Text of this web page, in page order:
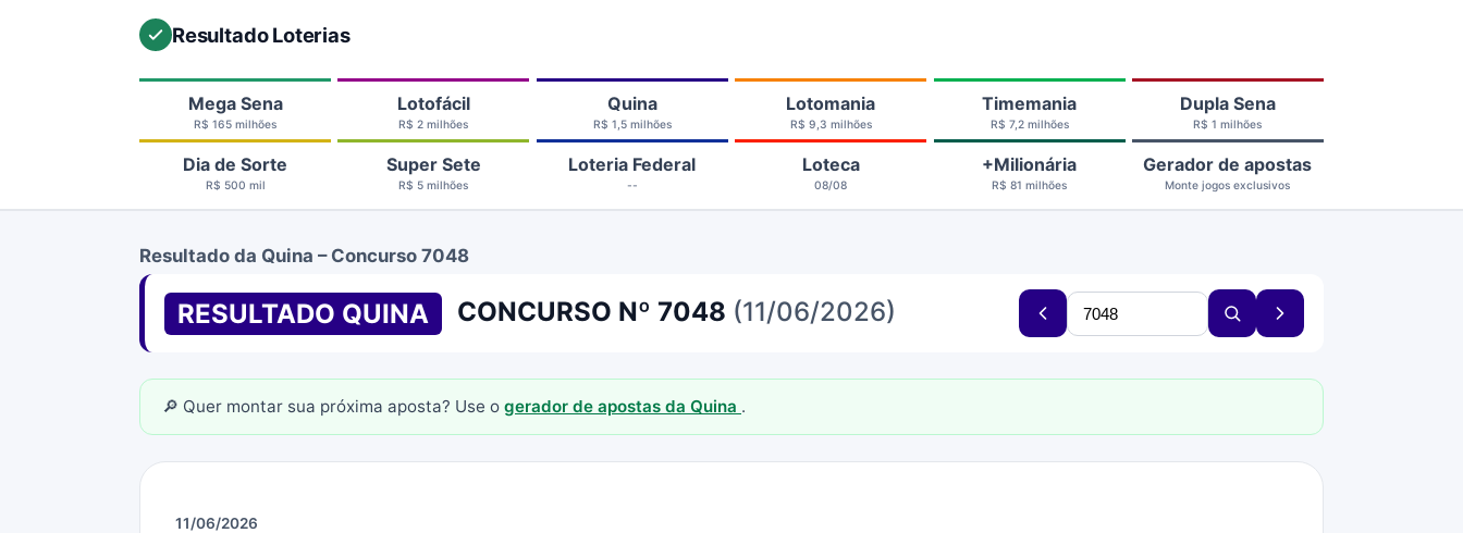
Resultado Loterias
Mega Sena
R$ 165 milhões
Lotofácil
R$ 2 milhões
Quina
R$ 1,5 milhões
Lotomania
R$ 9,3 milhões
Timemania
R$ 7,2 milhões
Dupla Sena
R$ 1 milhões
Dia de Sorte
R$ 500 mil
Super Sete
R$ 5 milhões
Loteria Federal
--
Loteca
08/08
+Milionária
R$ 81 milhões
Gerador de apostas
Monte jogos exclusivos
Resultado da Quina – Concurso 7048
RESULTADO QUINA CONCURSO Nº 7048 (11/06/2026)
Concurso
Buscar
Buscar
concurso
Próximo
🔎 Quer montar sua próxima aposta? Use o gerador de apostas da Quina .
11/06/2026